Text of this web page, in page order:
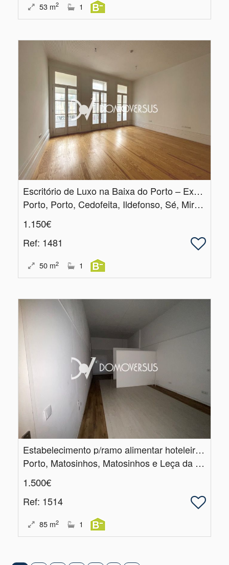
53 m2 1
Escritório de Luxo na Baixa do Porto – Exclusividade e Prestígio
Porto, Porto, Cedofeita, Ildefonso, Sé, Miragaia, Nicolau, Vitória
1.150€
Ref: 1481
50 m2 1
Estabelecimento p/ramo alimentar hoteleiro ou similar em Matosinhos
Porto, Matosinhos, Matosinhos e Leça da Palmeira
1.500€
Ref: 1514
85 m2 1